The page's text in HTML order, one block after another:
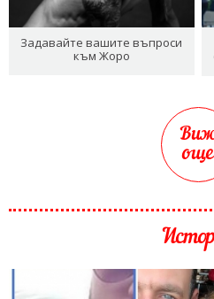
Задавайте вашите въпроси
към Жоро
още